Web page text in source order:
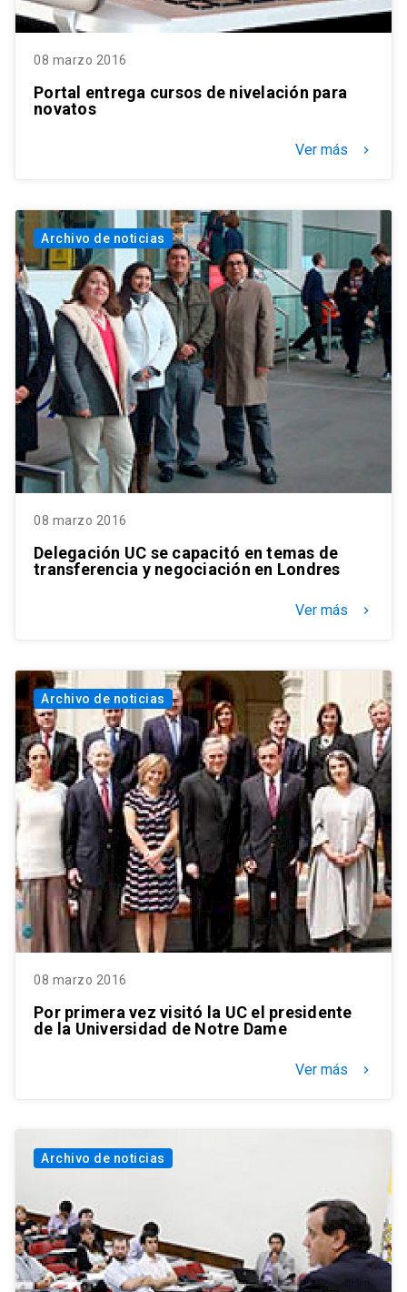
08 marzo 2016
Portal entrega cursos de nivelación para
novatos
Ver más keyboard_arrow_right
Archivo de noticias
08 marzo 2016
Delegación UC se capacitó en temas de
transferencia y negociación en Londres
Ver más keyboard_arrow_right
Archivo de noticias
08 marzo 2016
Por primera vez visitó la UC el presidente
de la Universidad de Notre Dame
Ver más keyboard_arrow_right
Archivo de noticias